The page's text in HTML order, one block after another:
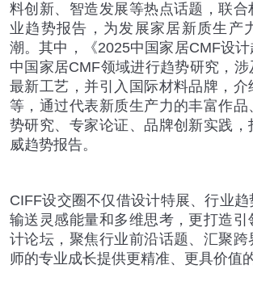
料创新、智造发展等热点话题，联
业趋势报告，为发展家居新质生产
潮。其中，《2025中国家居CMF设计
中国家居CMF领域进行趋势研究，涉
最新工艺，并引入国际材料品牌，介
等，通过代表新质生产力的丰富作品
势研究、专家论证、品牌创新实践，
威趋势报告。
CIFF设交圈不仅借设计特展、行业
输送灵感能量和多维思考，更打造引
计论坛，聚焦行业前沿话题、汇聚
师的专业成长提供更精准、更具价值